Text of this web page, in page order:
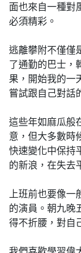
面也來自一種對
必須精彩。
逃離攀附不僅僅
了通勤的巴士，
果，開始我的一
嘗試跟自己對話
這些年如麻瓜般
意，但大多數時
快速變化中保持
的新浪，在失去
上班前也要像
的演員。朝九晚
得不折腰，對自